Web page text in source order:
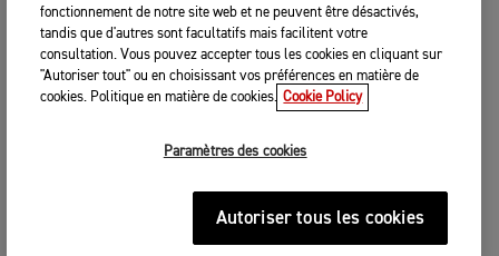
fonctionnement de notre site web et ne peuvent être désactivés,
tandis que d'autres sont facultatifs mais facilitent votre
consultation. Vous pouvez accepter tous les cookies en cliquant sur
"Autoriser tout" ou en choisissant vos préférences en matière de
cookies. Politique en matière de cookies. Cookie Policy
Paramètres des cookies
Autoriser tous les cookies